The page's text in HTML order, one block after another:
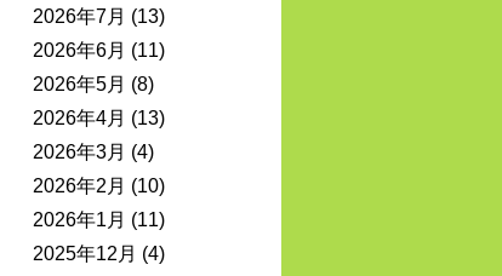
2026年7月 (13)
2026年6月 (11)
2026年5月 (8)
2026年4月 (13)
2026年3月 (4)
2026年2月 (10)
2026年1月 (11)
2025年12月 (4)